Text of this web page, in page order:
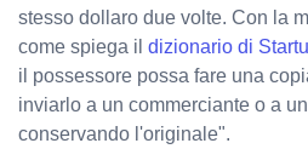
stesso dollaro due volte. Con la
come spiega il dizionario di
il possessore possa fare una
inviarlo a un commerciante o a
conservando l'originale".